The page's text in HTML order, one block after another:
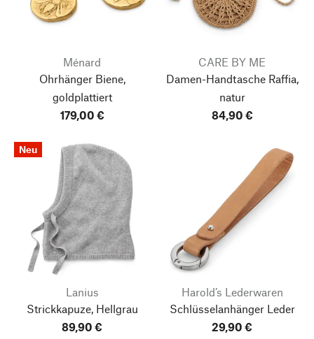
Ménard
Ohrhänger Biene,
goldplattiert
179,00 €
CARE BY ME
Damen-Handtasche Raffia,
natur
84,90 €
Neu
Lanius
Strickkapuze, Hellgrau
89,90 €
Harold’s Lederwaren
Schlüsselanhänger Leder
29,90 €